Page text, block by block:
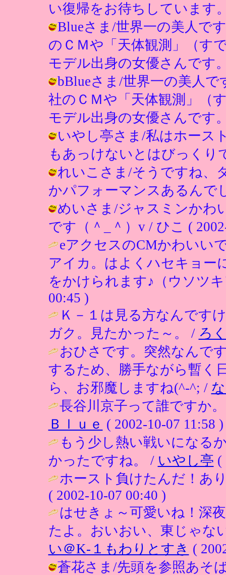
い復帰をお待ちしています
Blueさま/世界一の美人で
のＣＭや「天体観測」（す
モデル出身の女優さんです
bBlueさま/世界一の美人
社のＣＭや「天体観測」（
モデル出身の女優さんです
いやし亭さま/私はホース
もあっけないとはびっくり
れいこさま/そうですね、
かパフォーマンスあるんで
めいさま/ジャスミンかわ
です（＾_＾）v / ひこ (
eアクセスのCMかわいい
アイカ。はよくハセキョー
をかけられます♪（ウソツ
00:45 )
Ｋ－１は見る方なんです
ガク。見たかった～。 / ろ
おひさです。突然なんで
するため、勝手ながら暫く
ら、お邪魔しますね(^-^; /
長谷川京子って誰ですか
Ｂｌｕｅ ( 2002-10-07 11:58 )
もう少し熱い戦いになる
かったですね。 / いやし亭 (
ホースト負けたんだ！あ
( 2002-10-07 00:40 )
はせきょ～可愛いね！深
たよ。おいおい、東じゃな
い＠K-１もわりとすき (
蒼花さま/先頭を参照あそ